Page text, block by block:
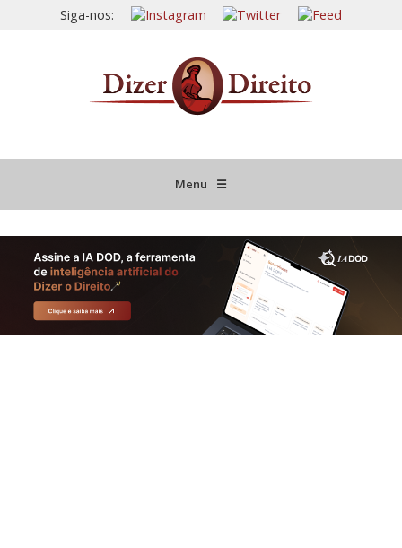
Siga-nos:
Menu ☰
JURISPRUDÊNCIA COMENTADA
INFORMATIVOS COMENTADOS